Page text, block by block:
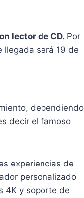
lector de CD. Por
llegada será 19 de
dependiendo
decir el famoso
experiencias de
personalizado
4K y soporte de